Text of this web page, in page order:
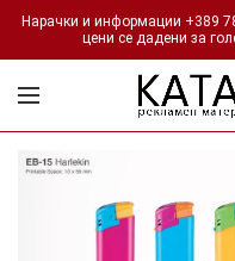
Нарачки и информации +389
цени се дадени за